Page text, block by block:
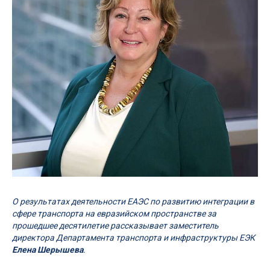
О результатах деятельности ЕАЭС по развитию интеграции в
сфере транспорта на евразийском пространстве за
прошедшее десятилетие рассказывает заместитель
директора Департамента транспорта и инфраструктуры ЕЭК
Елена Шерышева.